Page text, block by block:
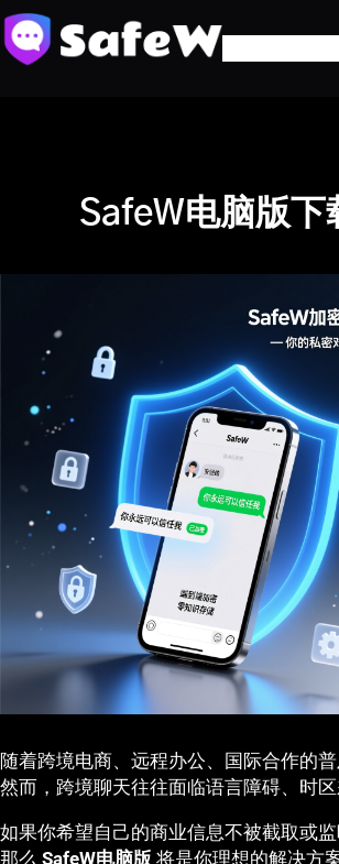
跳
至
内
SafeW电脑版
随着跨境电商、远程办公、国际合作的
然而，跨境聊天往往面临语言障碍、时
如果你希望自己的商业信息不被截取或监
那么 SafeW电脑版 将是你理想的解决方案